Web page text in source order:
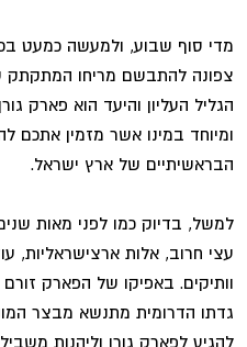
מדי סוף שבוע, ולמעשה כמעט
צפונה להתבשם מריחו המתקתק
הגליל העליון והיעד הוא פארק
ומיוחד במינו אשר מזמין אתכם
הבראשיתיים של ארץ ישראל.
למשל, בדיוק כמו לפני מאות
עצי חרוב, אלות ארצישראליות,
וותיקים. באפיקו של הפארק
גדתו הדרומית מתנשא מבצר
להגיע לפארק גורן וליהנות